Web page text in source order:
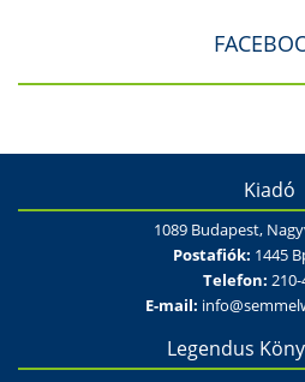
Kiadó
1089 Budapest,
Postafiók: 1445
Telefon:
E-mail:
Legendus